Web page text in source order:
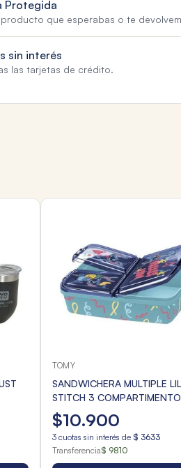
Protegida
producto que esperabas o te
sin interés
las tarjetas de crédito.
TOMY
SANDWICHERA MULTIPLE
STITCH 3
$10.900
3 cuotas sin interés de $ 3633
Transferencia$ 9810